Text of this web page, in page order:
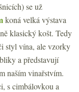
se už
koná velká výstava
klasický košt. Tedy
styl vína, ale vzorky
a představují
naším vinařstvím.
s cimbálovkou a